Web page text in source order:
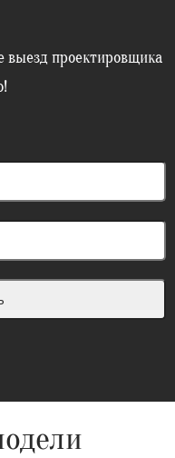
выезд проектировщика